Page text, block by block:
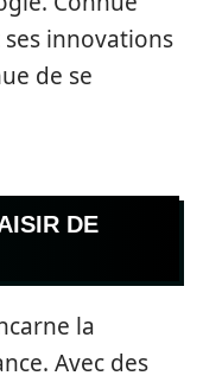
innovations
de se
DE
la
Avec des